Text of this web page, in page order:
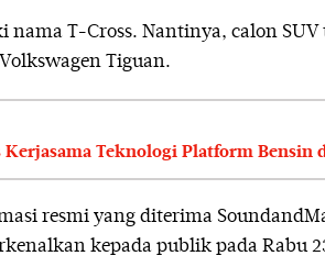
nama T-Cross. Nantinya, calon
Tiguan.
Kerjasama Teknologi Platform Bensin
resmi yang diterima
kepada publik pada Rabu